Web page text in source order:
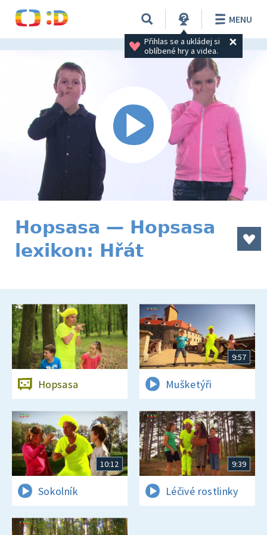
Přihlas se a ukládej si
oblíbené hry a videa.
MENU
Hopsasa — Hopsasa
lexikon: Hřát
Hopsasa
9:57
Mušketýři
10:12
Sokolník
9:39
Léčivé rostlinky